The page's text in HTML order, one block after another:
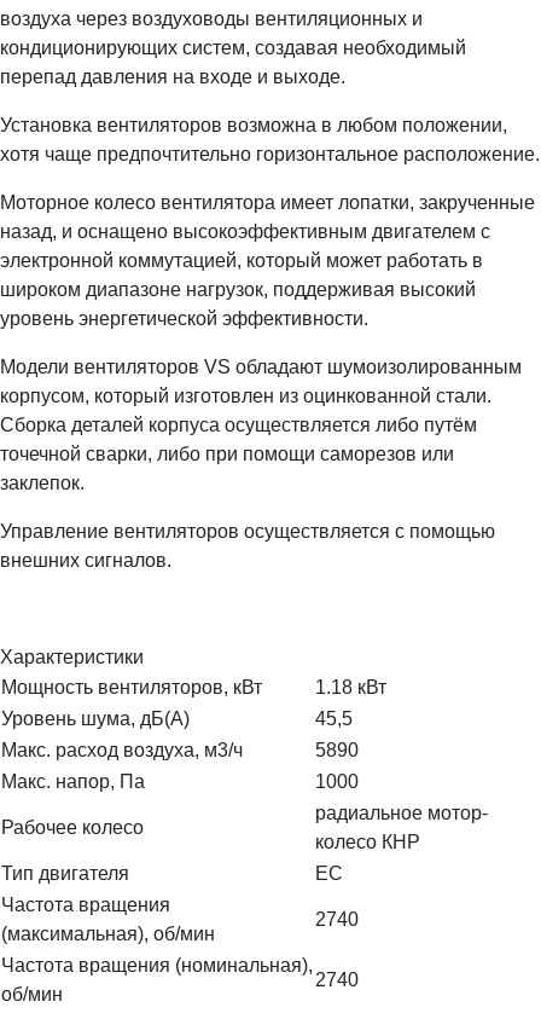
воздуха через воздуховоды вентиляционных и
кондиционирующих систем, создавая необходимый
перепад давления на входе и выходе.
Установка вентиляторов возможна в любом положении,
хотя чаще предпочтительно горизонтальное расположение.
Моторное колесо вентилятора имеет лопатки, закрученные
назад, и оснащено высокоэффективным двигателем с
электронной коммутацией, который может работать в
широком диапазоне нагрузок, поддерживая высокий
уровень энергетической эффективности.
Модели вентиляторов VS обладают шумоизолированным
корпусом, который изготовлен из оцинкованной стали.
Сборка деталей корпуса осуществляется либо путём
точечной сварки, либо при помощи саморезов или
заклепок.
Управление вентиляторов осуществляется с помощью
внешних сигналов.
Характеристики
Мощность вентиляторов, кВт
1.18 кВт
Уровень шума, дБ(А)
45,5
Макс. расход воздуха, м3/ч
5890
Макс. напор, Па
1000
Рабочее колесо
радиальное мотор-
колесо КНР
Тип двигателя
EC
Частота вращения
(максимальная), об/мин
2740
Частота вращения (номинальная),
об/мин
2740